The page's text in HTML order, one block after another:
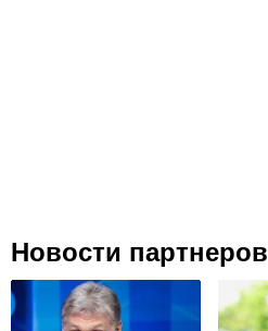
Новости партнеров